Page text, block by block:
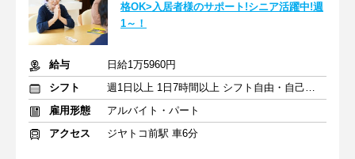
格OK>入居者様のサポート!シニア活躍中!週
1～！
給与
日給1万5960円
シフト
週1日以上 1日7時間以上 シフト自由・自己申告
雇用形態
アルバイト・パート
アクセス
ジヤトコ前駅 車6分